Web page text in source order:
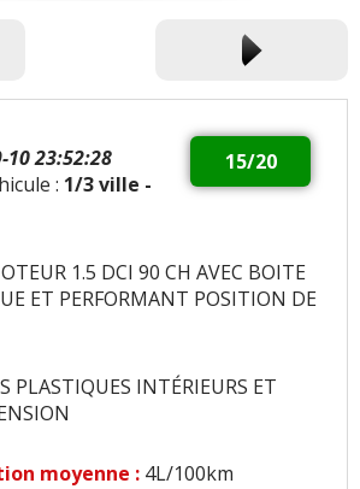
15/20
10 23:52:28
: 1/3 ville -
1.5 DCI 90 CH AVEC BOITE
ET PERFORMANT POSITION DE
PLASTIQUES INTÉRIEURS ET
moyenne : 4L/100km